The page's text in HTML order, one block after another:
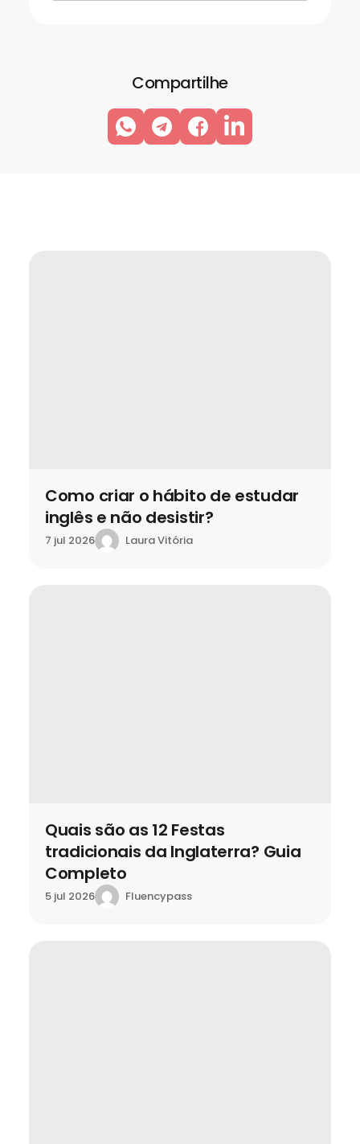
Compartilhe
Como criar o hábito de estudar
inglês e não desistir?
7 jul 2026 Laura Vitória
Quais são as 12 Festas
tradicionais da Inglaterra? Guia
Completo
5 jul 2026 Fluencypass